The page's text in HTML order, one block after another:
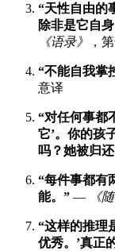
“天性自由的
除非是它自
《语录》
，
“不能自我掌
意译
“对任何事都
它’。你的孩
吗？她被归
“每件事都有
能。” — 《
“这样的推理
优秀。’真正